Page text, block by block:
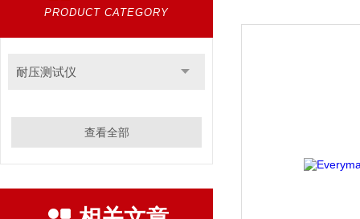
PRODUCT CATEGORY
耐压测试仪
查看全部